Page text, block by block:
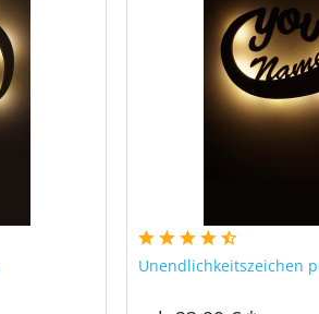
Unendlichkeitszeichen